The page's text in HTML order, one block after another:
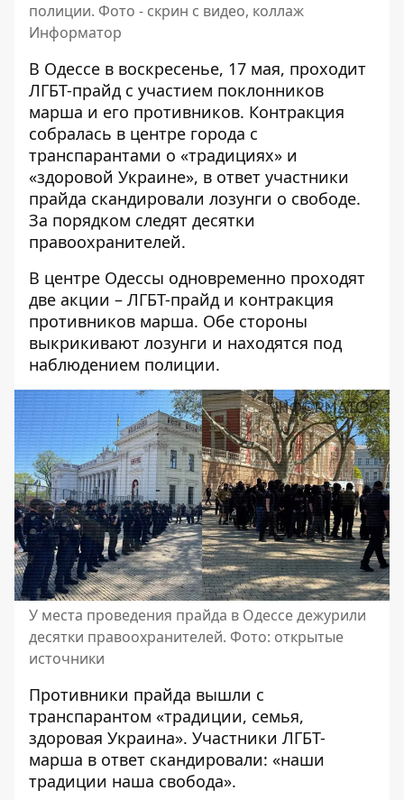
полиции. Фото - скрин с видео, коллаж
Информатор
В Одессе в воскресенье, 17 мая, проходит
ЛГБТ-прайд с участием поклонников
марша и его противников. Контракция
собралась в центре города с
транспарантами о «традициях» и
«здоровой Украине», в ответ участники
прайда скандировали лозунги о свободе.
За порядком следят десятки
правоохранителей.
В центре Одессы одновременно проходят
две акции – ЛГБТ-прайд и контракция
противников марша. Обе стороны
выкрикивают лозунги и находятся под
наблюдением полиции.
У места проведения прайда в Одессе дежурили
десятки правоохранителей. Фото: открытые
источники
Противники прайда вышли с
транспарантом «традиции, семья,
здоровая Украина». Участники ЛГБТ-
марша в ответ скандировали: «наши
традиции наша свобода».